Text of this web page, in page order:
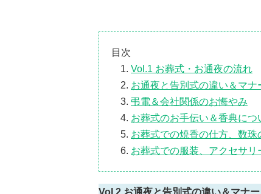
目次
Vol.1 お葬式・お通夜の流れ
お通夜と告別式の違い＆マナ
弔電＆会社関係のお悔やみ
お葬式のお手伝い＆香典につ
お葬式での焼香の仕方、数珠
お葬式での服装、アクセサリ
Vol.2 お通夜と告別式の違い＆マナー